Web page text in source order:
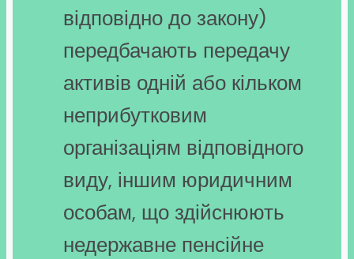
відповідно до закону)
передбачають передачу
активів одній або кільком
неприбутковим
організаціям відповідного
виду, іншим юридичним
особам, що здійснюють
недержавне пенсійне